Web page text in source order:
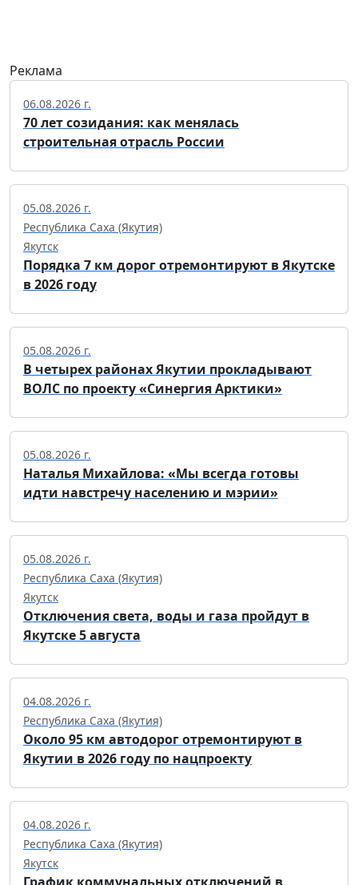
Реклама
06.08.2026 г.
70 лет созидания: как менялась
строительная отрасль России
05.08.2026 г.
Республика Саха (Якутия)
Якутск
Порядка 7 км дорог отремонтируют в Якутске
в 2026 году
05.08.2026 г.
В четырех районах Якутии прокладывают
ВОЛС по проекту «Синергия Арктики»
05.08.2026 г.
Наталья Михайлова: «Мы всегда готовы
идти навстречу населению и мэрии»
05.08.2026 г.
Республика Саха (Якутия)
Якутск
Отключения света, воды и газа пройдут в
Якутске 5 августа
04.08.2026 г.
Республика Саха (Якутия)
Около 95 км автодорог отремонтируют в
Якутии в 2026 году по нацпроекту
04.08.2026 г.
Республика Саха (Якутия)
Якутск